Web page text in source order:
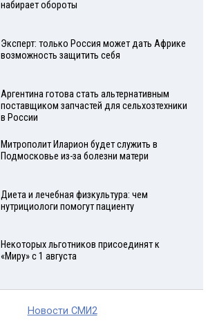
набирает обороты
Эксперт: только Россия может дать Африке
возможность защитить себя
Аргентина готова стать альтернативным
поставщиком запчастей для сельхозтехники
в России
Митрополит Иларион будет служить в
Подмосковье из-за болезни матери
Диета и лечебная физкультура: чем
нутрициологи помогут пациенту
Некоторых льготников присоединят к
«Миру» с 1 августа
Новости СМИ2